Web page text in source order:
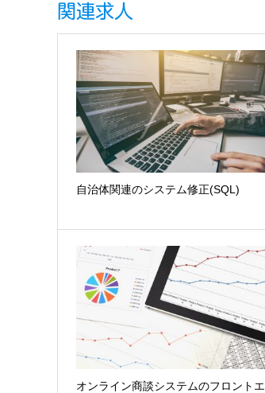
関連求人
自治体関連のシステム修正(SQL)
オンライン商談システムのフロントエ